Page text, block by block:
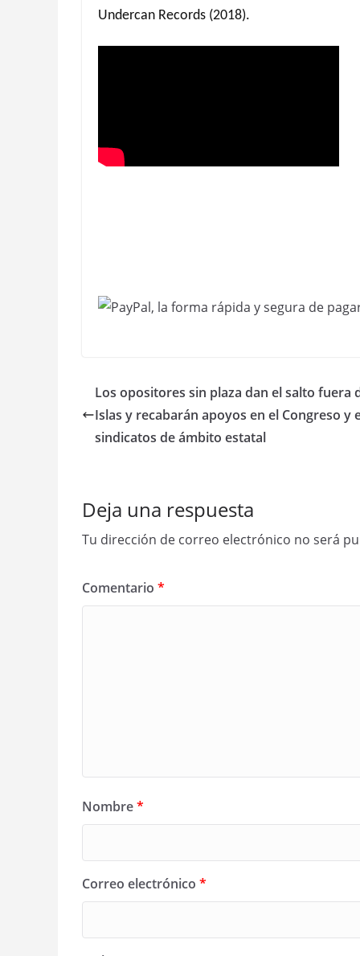
Undercan Records (2018).
Los opositores sin plaza dan el salto fuera
Islas y recabarán apoyos en el Congreso y
sindicatos de ámbito estatal
Deja una respuesta
Tu dirección de correo electrónico no será
Comentario *
Nombre*
Correo electrónico *